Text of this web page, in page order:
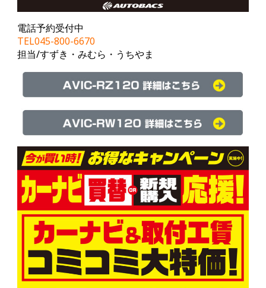
電話予約受付中
TEL045-800-6670
担当/すずき・みむら・うちやま